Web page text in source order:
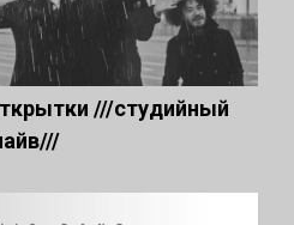
///студийный